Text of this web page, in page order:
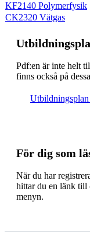
KF2140 Polymerfysik
CK2320 Vätgas
Pdf:en är inte helt
finns också på
För dig som
När du har
hittar du en länk till
menyn.